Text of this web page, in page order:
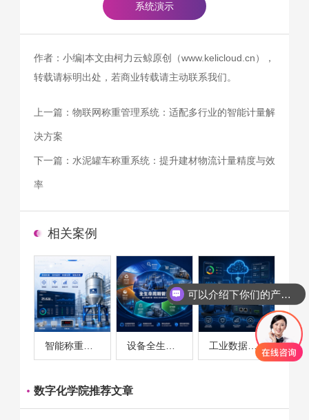
系统演示
作者：小编|本文由柯力云鲸原创（www.kelicloud.cn），
转载请标明出处，若商业转载请主动联系我们。
上一篇： 物联网称重管理系统：适配多行业的智能计量解
决方案
下一篇： 水泥罐车称重系统：提升建材物流计量精度与效
率
相关案例
智能称重系统案例 设备全生命周期管理案例 工业数据采集与设备监控案例
数字化学院推荐文章
可以介绍下你们的产品么